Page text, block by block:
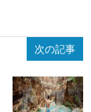
次の記事